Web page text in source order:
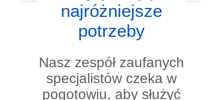
najróżniejsze
potrzeby
Nasz zespół zaufanych
specjalistów czeka w
pogotowiu, aby służyć